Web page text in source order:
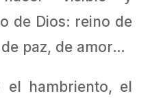
de Dios: reino de
paz, de amor…
hambriento, el